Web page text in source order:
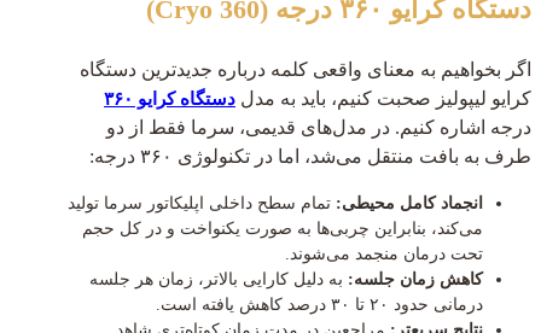
دستگاه کرایو ۳۶۰ درجه (Cryo 360)
اگر بخواهیم به معنای واقعی کلمه درباره جدیدترین دستگاه
کرایو لیپولیز صحبت کنیم، باید به مدل دستگاه کرایو ۳۶۰
درجه اشاره کنیم. در مدل‌های قدیمی، سرما فقط از دو
طرف به بافت منتقل می‌شد، اما در تکنولوژی ۳۶۰ درجه:
انجماد کامل محیطی: تمام سطح داخلی اپلیکاتور سرما تولید
می‌کند، بنابراین چربی‌ها به صورت یکنواخت و در کل حجم
تحت درمان منجمد می‌شوند.
کاهش زمان جلسه: به دلیل کارایی بالاتر، زمان هر جلسه
درمانی حدود ۲۰ تا ۳۰ درصد کاهش یافته است.